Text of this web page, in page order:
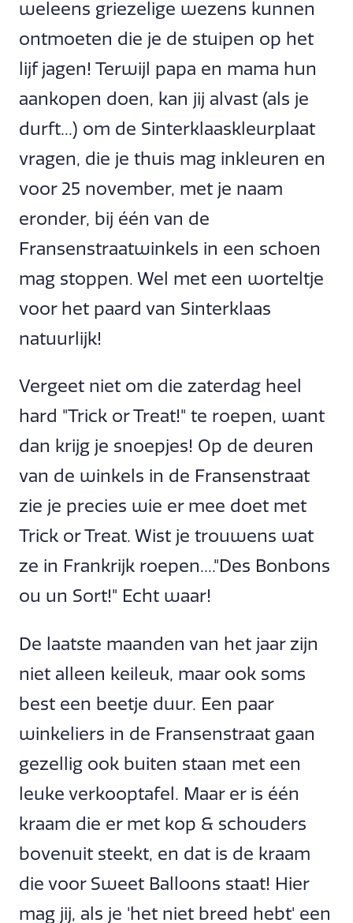
weleens griezelige wezens kunnen
ontmoeten die je de stuipen op het
lijf jagen! Terwijl papa en mama hun
aankopen doen, kan jij alvast (als je
durft...) om de Sinterklaaskleurplaat
vragen, die je thuis mag inkleuren en
voor 25 november, met je naam
eronder, bij één van de
Fransenstraatwinkels in een schoen
mag stoppen. Wel met een worteltje
voor het paard van Sinterklaas
natuurlijk!
Vergeet niet om die zaterdag heel
hard "Trick or Treat!" te roepen, want
dan krijg je snoepjes! Op de deuren
van de winkels in de Fransenstraat
zie je precies wie er mee doet met
Trick or Treat. Wist je trouwens wat
ze in Frankrijk roepen...."Des Bonbons
ou un Sort!" Echt waar!
De laatste maanden van het jaar zijn
niet alleen keileuk, maar ook soms
best een beetje duur. Een paar
winkeliers in de Fransenstraat gaan
gezellig ook buiten staan met een
leuke verkooptafel. Maar er is één
kraam die er met kop & schouders
bovenuit steekt, en dat is de kraam
die voor Sweet Balloons staat! Hier
mag jij, als je 'het niet breed hebt' een